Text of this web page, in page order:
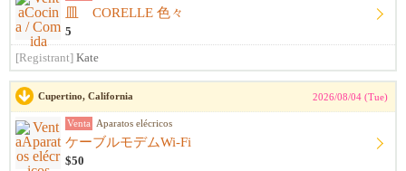
皿 CORELLE 色々
5
[Registrant] Kate
Cupertino, California 2026/08/04 (Tue)
Venta Aparatos elécricos
ケーブルモデムWi-Fi
$50